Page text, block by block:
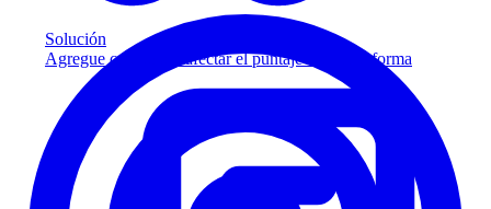
Solución
Agregue crédito sin afectar el puntaje a su plataforma